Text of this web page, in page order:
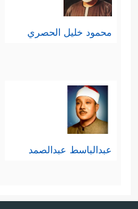
محمود خليل الحصري
عبدالباسط عبدالصمد